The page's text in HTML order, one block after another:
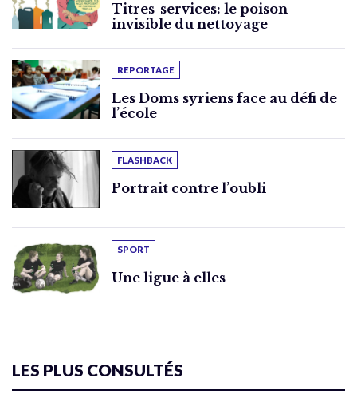
Titres-services: le poison
invisible du nettoyage
REPORTAGE
Les Doms syriens face au défi de
l’école
FLASHBACK
Portrait contre l’oubli
SPORT
Une ligue à elles
LES PLUS CONSULTÉS